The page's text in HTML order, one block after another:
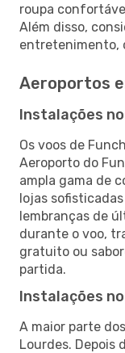
roupa
Além disso,
entretenimento,
Aeroportos
Instalações
Os voos de
Aeroporto do
ampla gama de
lojas
lembranças de
durante o voo,
gratuito ou
partida.
Instalações
A maior parte
Lourdes. Depois